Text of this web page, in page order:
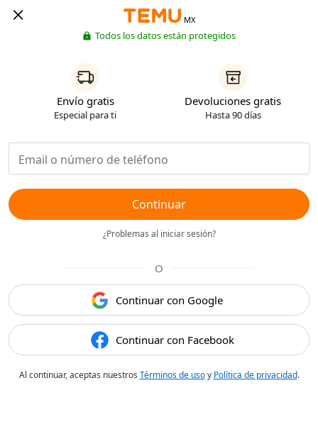
MX
Todos los datos están protegidos
Envío gratis
Especial para ti
Devoluciones gratis
Hasta 90 días
Continuar
¿Problemas al iniciar sesión?
O
Continuar con Google
Continuar con Facebook
Al continuar, aceptas nuestros Términos de usoy Política de privacidad.